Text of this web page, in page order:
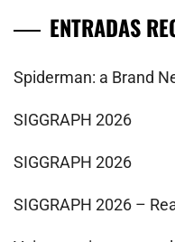
ENTRADAS
Spiderman: a Brand
SIGGRAPH 2026
SIGGRAPH 2026
SIGGRAPH 2026 –